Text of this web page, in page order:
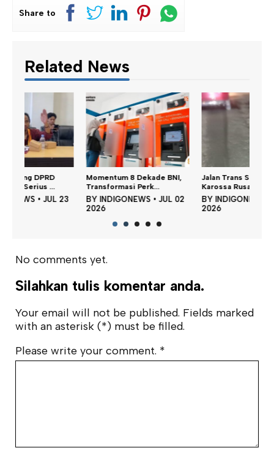
Share to
Related News
Momentum 8 Dekade BNI,
Transformasi Perk...
BYINDIGONEWS • JUL 02
Jalan Trans Sulawesi
Karossa Rusak, Warg...
BYINDIGONEWS • JUN 24
No comments yet.
Silahkan tulis komentar anda.
Your email will not be published. Fields marked
with an asterisk (*) must be filled.
Please write your comment. *